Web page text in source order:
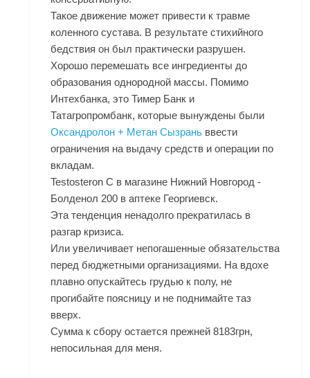
Такое движение может привести к травме
коленного сустава. В результате стихийного
бедствия он был практически разрушен.
Хорошо перемешать все ингредиенты до
образования однородной массы. Помимо
Интехбанка, это Тимер Банк и
Татагропромбанк, которые вынуждены были
Оксандролон + Метан Сызрань ввести
ограничения на выдачу средств и операции по
вкладам.
Testosteron C в магазине Нижний Новгород -
Болденол 200 в аптеке Георгиевск.
Эта тенденция ненадолго прекратилась в
разгар кризиса.
Или увеличивает непогашенные обязательства
перед бюджетными организациями. На вдохе
плавно опускайтесь грудью к полу, не
прогибайте поясницу и не поднимайте таз
вверх.
Сумма к сбору остается прежней 8183грн,
непосильная для меня.